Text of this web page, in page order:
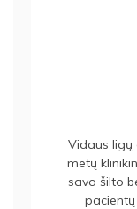
Vidaus ligų
metų
savo šilto